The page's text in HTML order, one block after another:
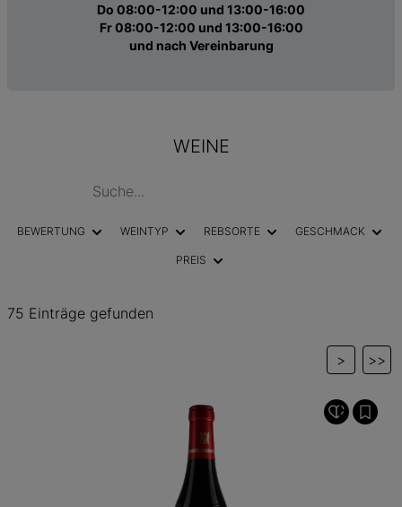
Do 08:00-12:00 und 13:00-16:00
Fr 08:00-12:00 und 13:00-16:00
und nach Vereinbarung
WEINE
BEWERTUNG WEINTYP REBSORTE GESCHMACK
PREIS
75 Einträge gefunden
> >>